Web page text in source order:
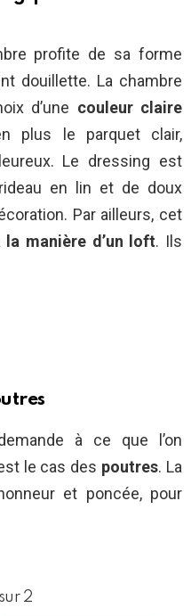
profite de sa forme
douillette. La chambre
d’une couleur claire
plus le parquet clair,
Le dressing est
en lin et de doux
Par ailleurs, cet
la manière d’un loft. Ils
à ce que l’on
le cas des poutres. La
et poncée, pour
2